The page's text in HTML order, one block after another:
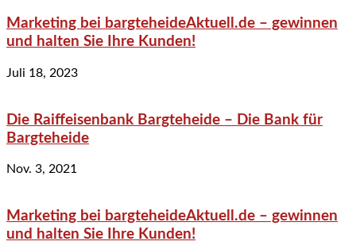
Marketing bei bargteheideAktuell.de – gewinnen
und halten Sie Ihre Kunden!
Juli 18, 2023
Die Raiffeisenbank Bargteheide – Die Bank für
Bargteheide
Nov. 3, 2021
Marketing bei bargteheideAktuell.de – gewinnen
und halten Sie Ihre Kunden!